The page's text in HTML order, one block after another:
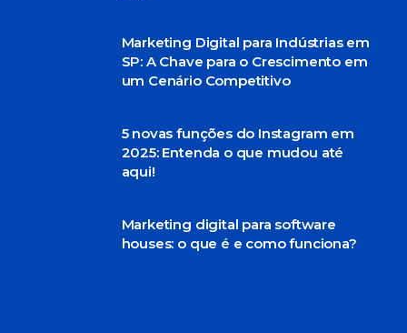
Marketing Digital para Indústrias em
SP: A Chave para o Crescimento em
um Cenário Competitivo
5 novas funções do Instagram em
2025: Entenda o que mudou até
aqui!
Marketing digital para software
houses: o que é e como funciona?